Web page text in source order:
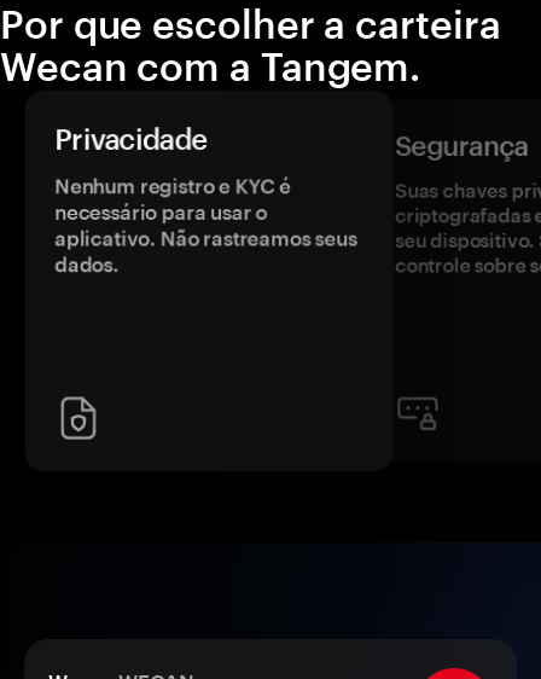
Por que escolher a carteira
Wecan com a Tangem.
Privacidade
Nenhum registro e KYC é
necessário para usar o
aplicativo. Não rastreamos seus
dados.
Segurança
Suas chaves
criptografadas
seu dispositivo.
controle sobre